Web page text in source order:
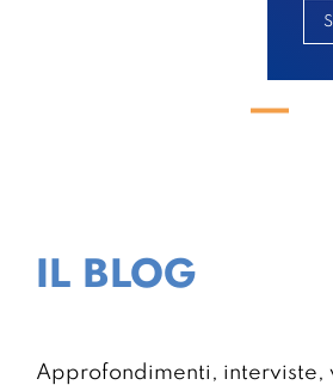
IL BLOG
Approfondimenti,